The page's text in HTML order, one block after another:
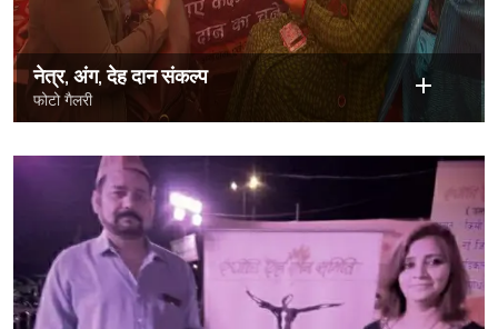
नेत्र, अंग, देह दान संकल्प
फोटो गैलरी